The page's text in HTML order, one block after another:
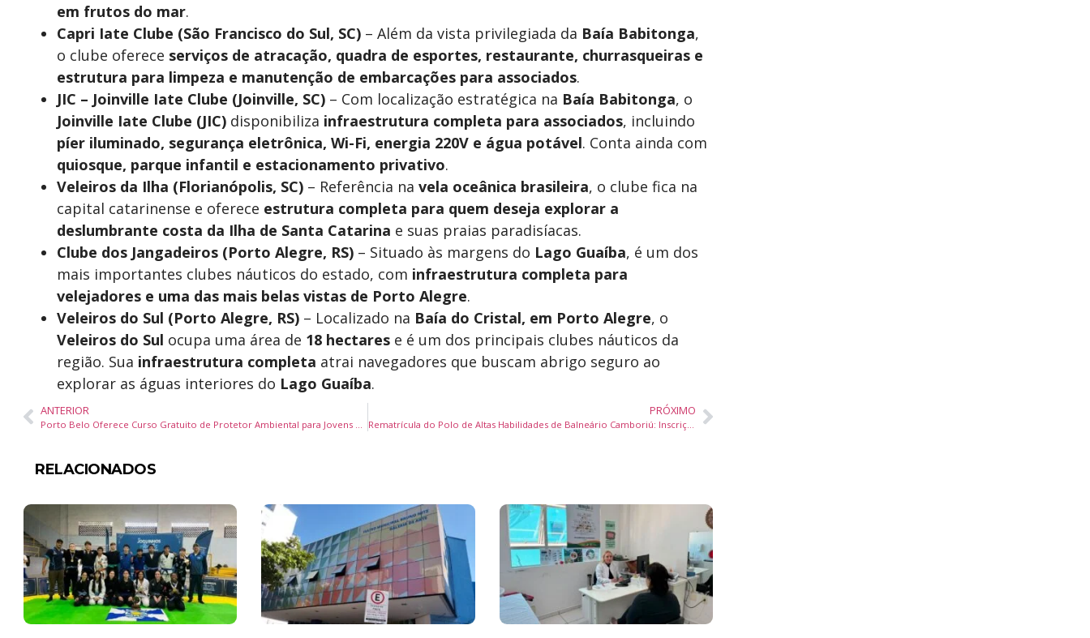
em frutos do mar.
Capri Iate Clube (São Francisco do Sul, SC) – Além da vista privilegiada da Baía Babitonga,
o clube oferece serviços de atracação, quadra de esportes, restaurante, churrasqueiras e
estrutura para limpeza e manutenção de embarcações para associados.
JIC – Joinville Iate Clube (Joinville, SC) – Com localização estratégica na Baía Babitonga, o
Joinville Iate Clube (JIC) disponibiliza infraestrutura completa para associados, incluindo
píer iluminado, segurança eletrônica, Wi-Fi, energia 220V e água potável. Conta ainda com
quiosque, parque infantil e estacionamento privativo.
Veleiros da Ilha (Florianópolis, SC) – Referência na vela oceânica brasileira, o clube fica na
capital catarinense e oferece estrutura completa para quem deseja explorar a
deslumbrante costa da Ilha de Santa Catarina e suas praias paradisíacas.
Clube dos Jangadeiros (Porto Alegre, RS) – Situado às margens do Lago Guaíba, é um dos
mais importantes clubes náuticos do estado, com infraestrutura completa para
velejadores e uma das mais belas vistas de Porto Alegre.
Veleiros do Sul (Porto Alegre, RS) – Localizado na Baía do Cristal, em Porto Alegre, o
Veleiros do Sul ocupa uma área de 18 hectares e é um dos principais clubes náuticos da
região. Sua infraestrutura completa atrai navegadores que buscam abrigo seguro ao
explorar as águas interiores do Lago Guaíba.
ANTERIOR PRÓXIMO
RELACIONADOS